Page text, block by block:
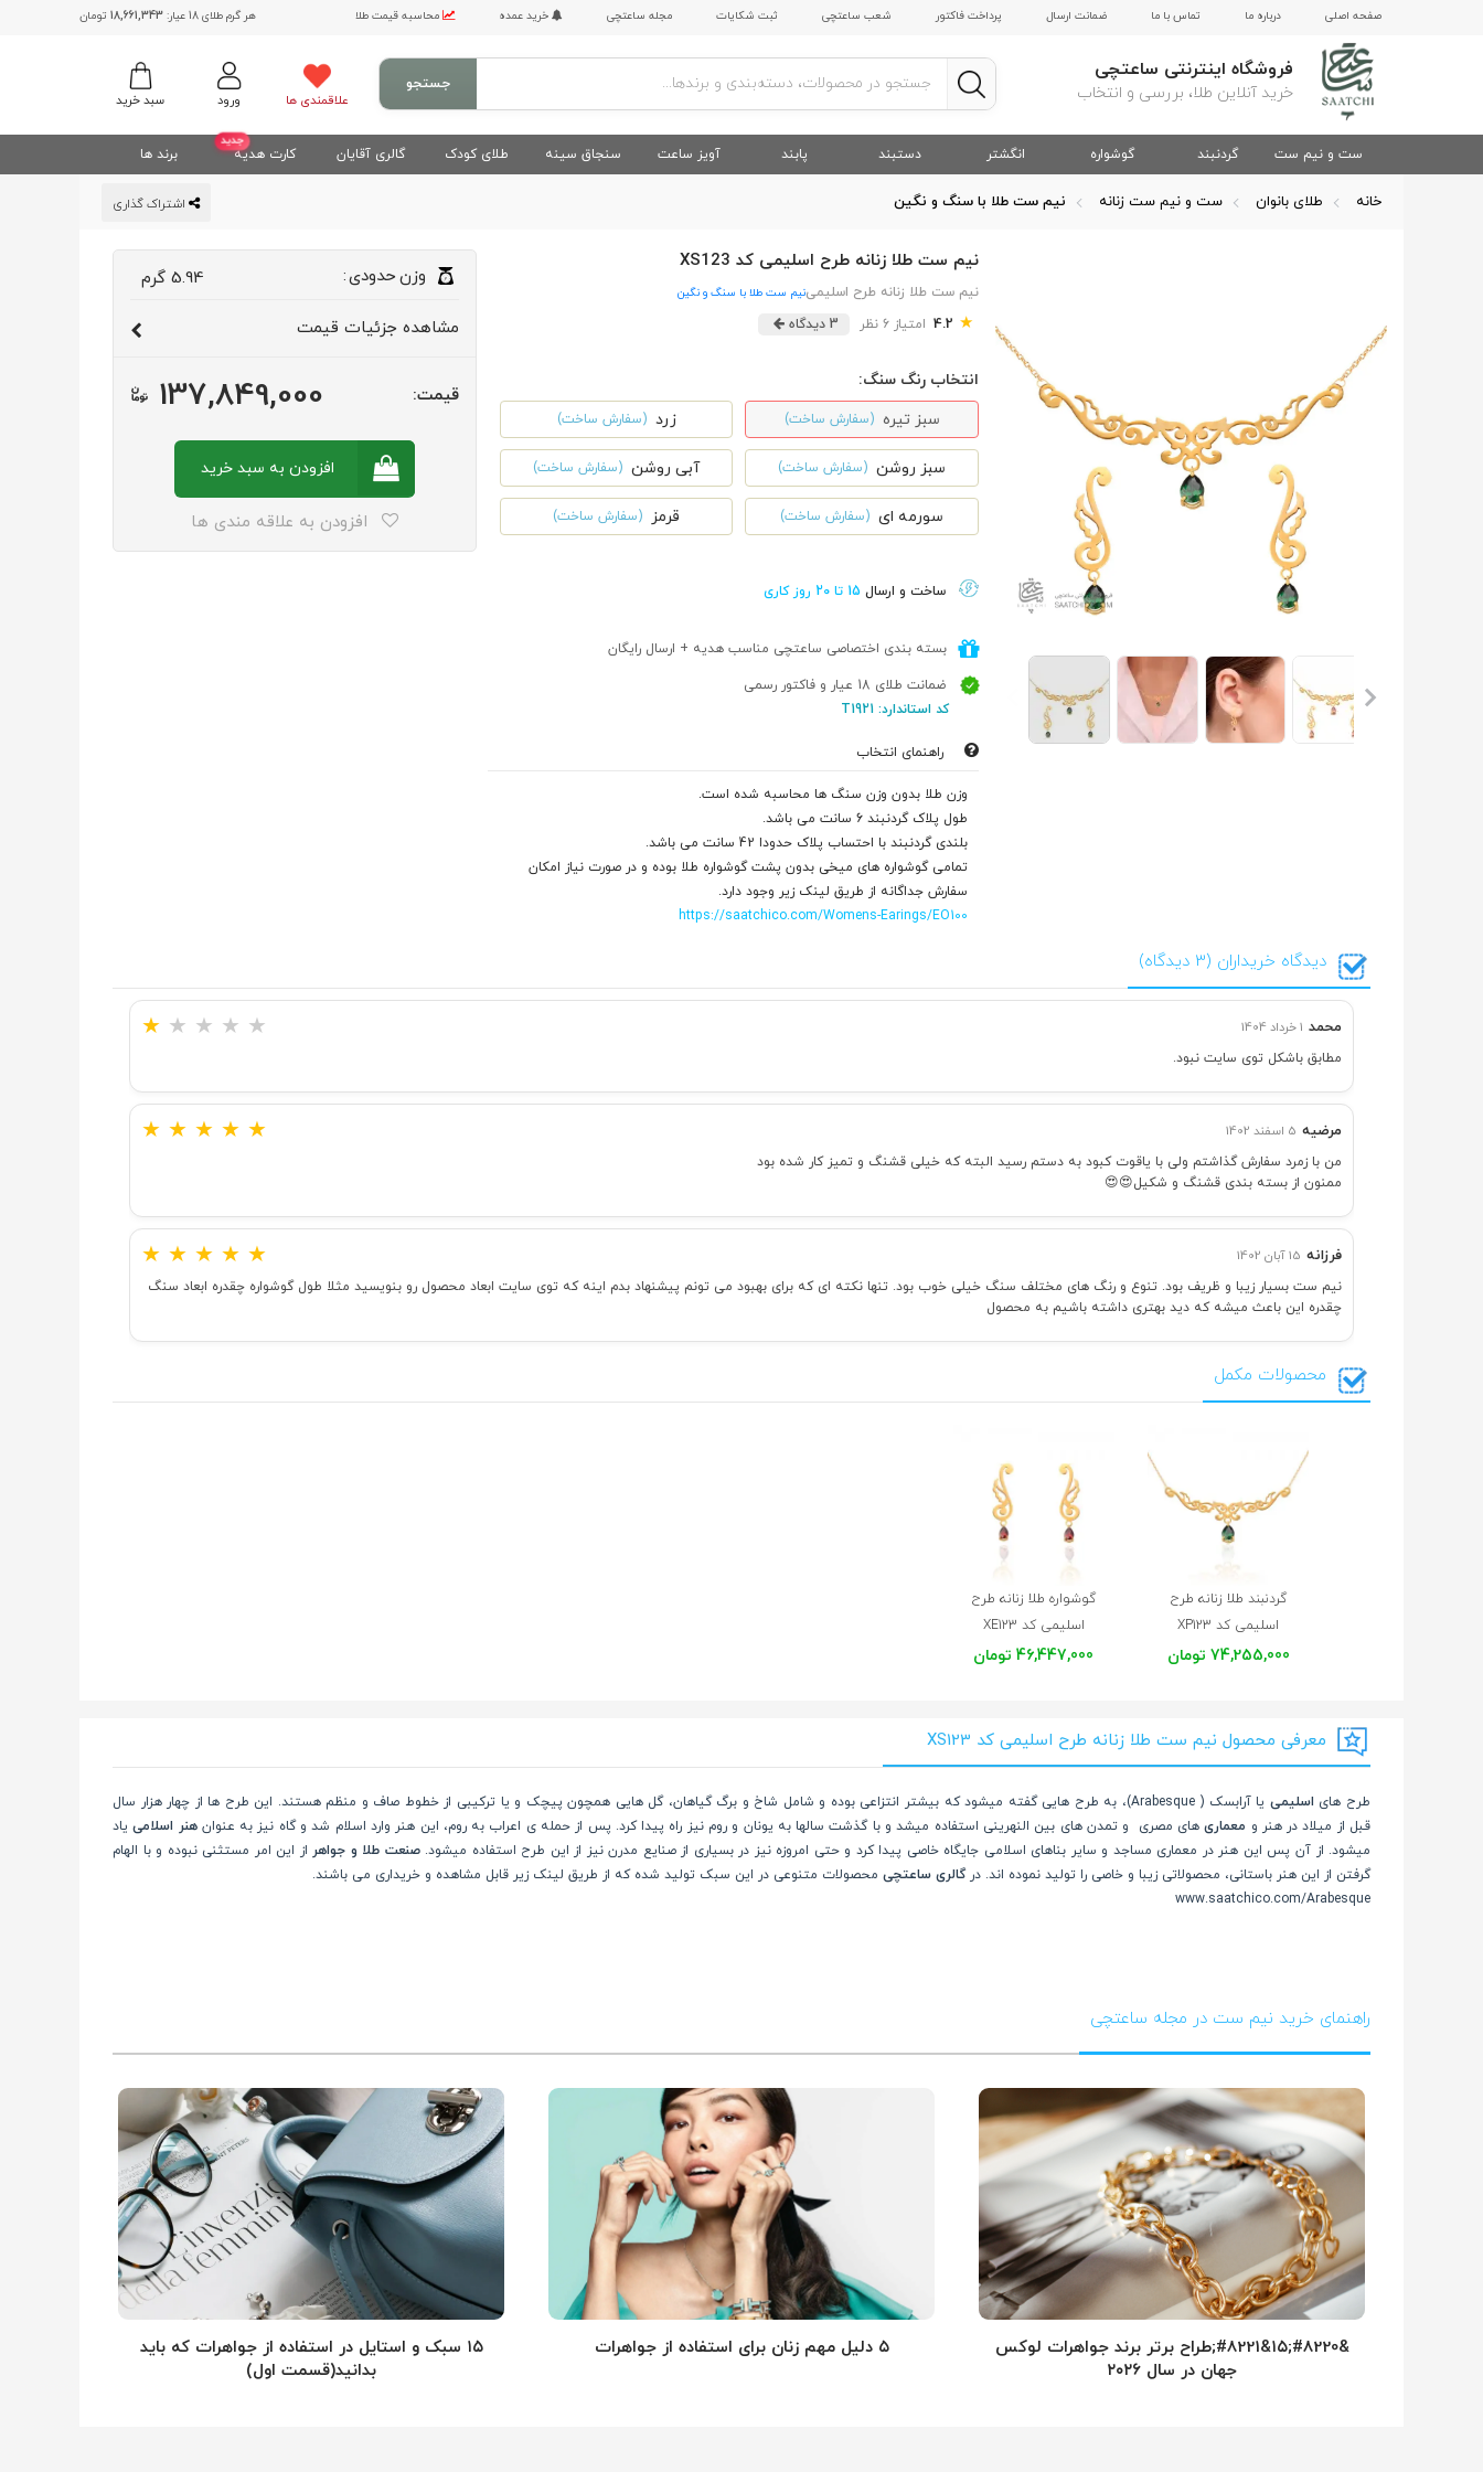
صفحه اصلی درباره ما تماس با ما ضمانت ارسال پرداخت فاکتور شعب ساعتچی ثبت شکایات مجله ساعتچی خرید عمده محاسبه قیمت طلا هر گرم طلای 18 عیار: 18,661,343 تومان
فروشگاه اینترنتی ساعتچی
خرید آنلاین طلا، بررسی و انتخاب سبد خرید ورود علاقمندی ها
جستجو
ست و نیم ست گردنبند گوشواره انگشتر دستبند پابند آویز ساعت سنجاق سینه طلای کودک گالری آقایان
جدید
کارت هدیه برند ها
خانه طلای بانوان ست و نیم ست زنانه نیم ست طلا با سنگ و نگین
نیم ست طلا زنانه طرح اسلیمی کد XS123
نیم ست طلا زنانه طرح اسلیمینیم ست طلا با سنگ و نگین
★
4.2 امتیاز 6 نظر 3 دیدگاه
انتخاب رنگ سنگ:
سبز تیره (سفارش ساخت) زرد (سفارش ساخت)
سبز روشن (سفارش ساخت) آبی روشن (سفارش ساخت)
سورمه ای (سفارش ساخت) قرمز (سفارش ساخت)
ساخت و ارسال 15 تا 20 روز کاری
بسته بندی اختصاصی ساعتچی مناسب هدیه + ارسال رایگان
ضمانت طلای 18 عیار و فاکتور رسمی
کد استاندارد: T1921
راهنمای انتخاب
وزن طلا بدون وزن سنگ ها محاسبه شده است.
طول پلاک گردنبند 6 سانت می باشد.
بلندی گردنبند با احتساب پلاک حدودا 42 سانت می باشد.
تمامی گوشواره های میخی بدون پشت گوشواره طلا بوده و در صورت نیاز امکان
سفارش جداگانه از طریق لینک زیر وجود دارد.
https://saatchico.com/Womens-Earings/EO100
وزنحدودی:
5.94 گرم
مشاهده جزئیات قیمت
قیمت: 137,849,000
افزودن به سبدخرید
افزودن به علاقه مندی ها
دیدگاه خریداران (3 دیدگاه)
محمد 1 خرداد 1404 ★ ★ ★ ★ ★
مطابق باشکل توی سایت نبود.
مرضیه 5 اسفند 1402 ★ ★ ★ ★ ★
من با زمرد سفارش گذاشتم ولی با یاقوت کبود به دستم رسید البته که خیلی قشنگ و تمیز کار شده بود
ممنون از بسته بندی قشنگ و شکیل😍😍
فرزانه 15 آبان 1402 ★ ★ ★ ★ ★
نیم ست بسیار زیبا و ظریف بود. تنوع و رنگ های مختلف سنگ خیلی خوب بود. تنها نکته ای که برای بهبود می تونم پیشنهاد بدم اینه که توی سایت ابعاد محصول رو بنویسید مثلا طول گوشواره چقدره ابعاد سنگ
چقدره این باعث میشه که دید بهتری داشته باشیم به محصول
محصولات مکمل
گردنبند طلا زنانه طرح
اسلیمی کد XP123
74,255,000 تومان
گوشواره طلا زنانه طرح
اسلیمی کد XE123
46,447,000 تومان
معرفی محصول نیم ست طلا زنانه طرح اسلیمی کد XS123
طرح های اسلیمی
یا آرابسک ( Arabesque)، به طرح هایی گفته میشود که بیشتر انتزاعی بوده و شامل شاخ و برگ گیاهان، گل هایی همچون پیچک و یا ترکیبی از خطوط صاف و منظم هستند. این طرح ها از چهار هزار سال
قبل از میلاد در هنر و معماریهای مصری و تمدن های بین النهرینی استفاده میشد و با گذشت سالها به یونان و روم نیز راه پیدا کرد. پس از حمله ی اعراب به روم، این هنر وارد اسلام شد و گاه نیز به عنوانهنر اسلامییاد
میشود. از آن پس این هنر در معماری مساجد و سایر بناهای اسلامی جایگاه خاصی پیدا کرد و حتی امروزه نیز در بسیاری از صنایع مدرن نیز از این طرح استفاده میشود.صنعت طلا و جواهر از این امر مستثنی نبوده و با الهام
گرفتن از این هنر باستانی، محصولاتی زیبا و خاصی را تولید نموده اند. درگالری ساعتچی محصولات متنوعی در این سبک تولید شده که از طریق لینک زیر قابل مشاهده و خریداری می باشند.
www.saatchico.com/Arabesque
راهنمای خرید نیم ست در مجله ساعتچی
&#8220;۱۵&#8221;طراح برتر برند جواهرات لوکس
جهان در سال ۲۰۲۶
۵ دلیل مهم زنان برای استفاده از جواهرات
۱۵ سبک و استایل در استفاده از جواهرات که باید
بدانید(قسمت اول)